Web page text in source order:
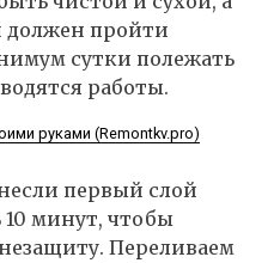
должен пройти
сутки полежать
работы.
руками (Remontkv.pro)
первый слой
10 минут, чтобы
Переливаем